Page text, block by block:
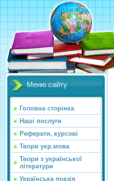
Меню сайту
Головна сторінка
Наші послуги
Реферати, курсові
Твори укр.мова
Твори з української
літератури
Українська поезія